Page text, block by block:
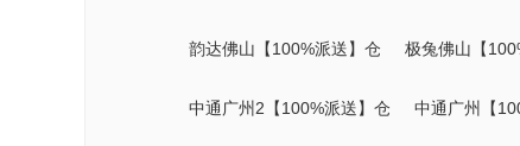
韵达佛山【100%派送】仓 极兔佛山【
中通广州2【100%派送】仓 中通广州【